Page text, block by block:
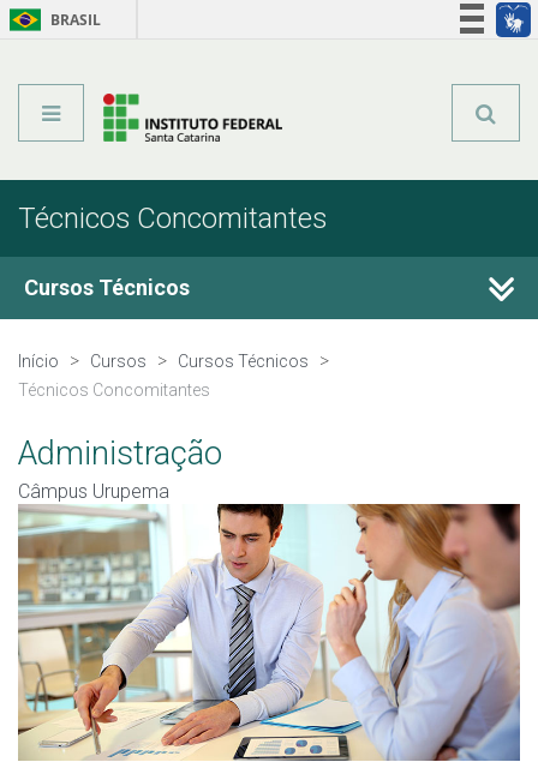
BRASIL
Técnicos Concomitantes
Cursos Técnicos
Cursos Técnicos
Qualificação Profissional
Pós-graduação
Educação a Distância
Educação de Jovens e Adultos
Transferências e retornos
Início Cursos
Cursos Técnicos
Técnicos Concomitantes
Administração
Câmpus Urupema